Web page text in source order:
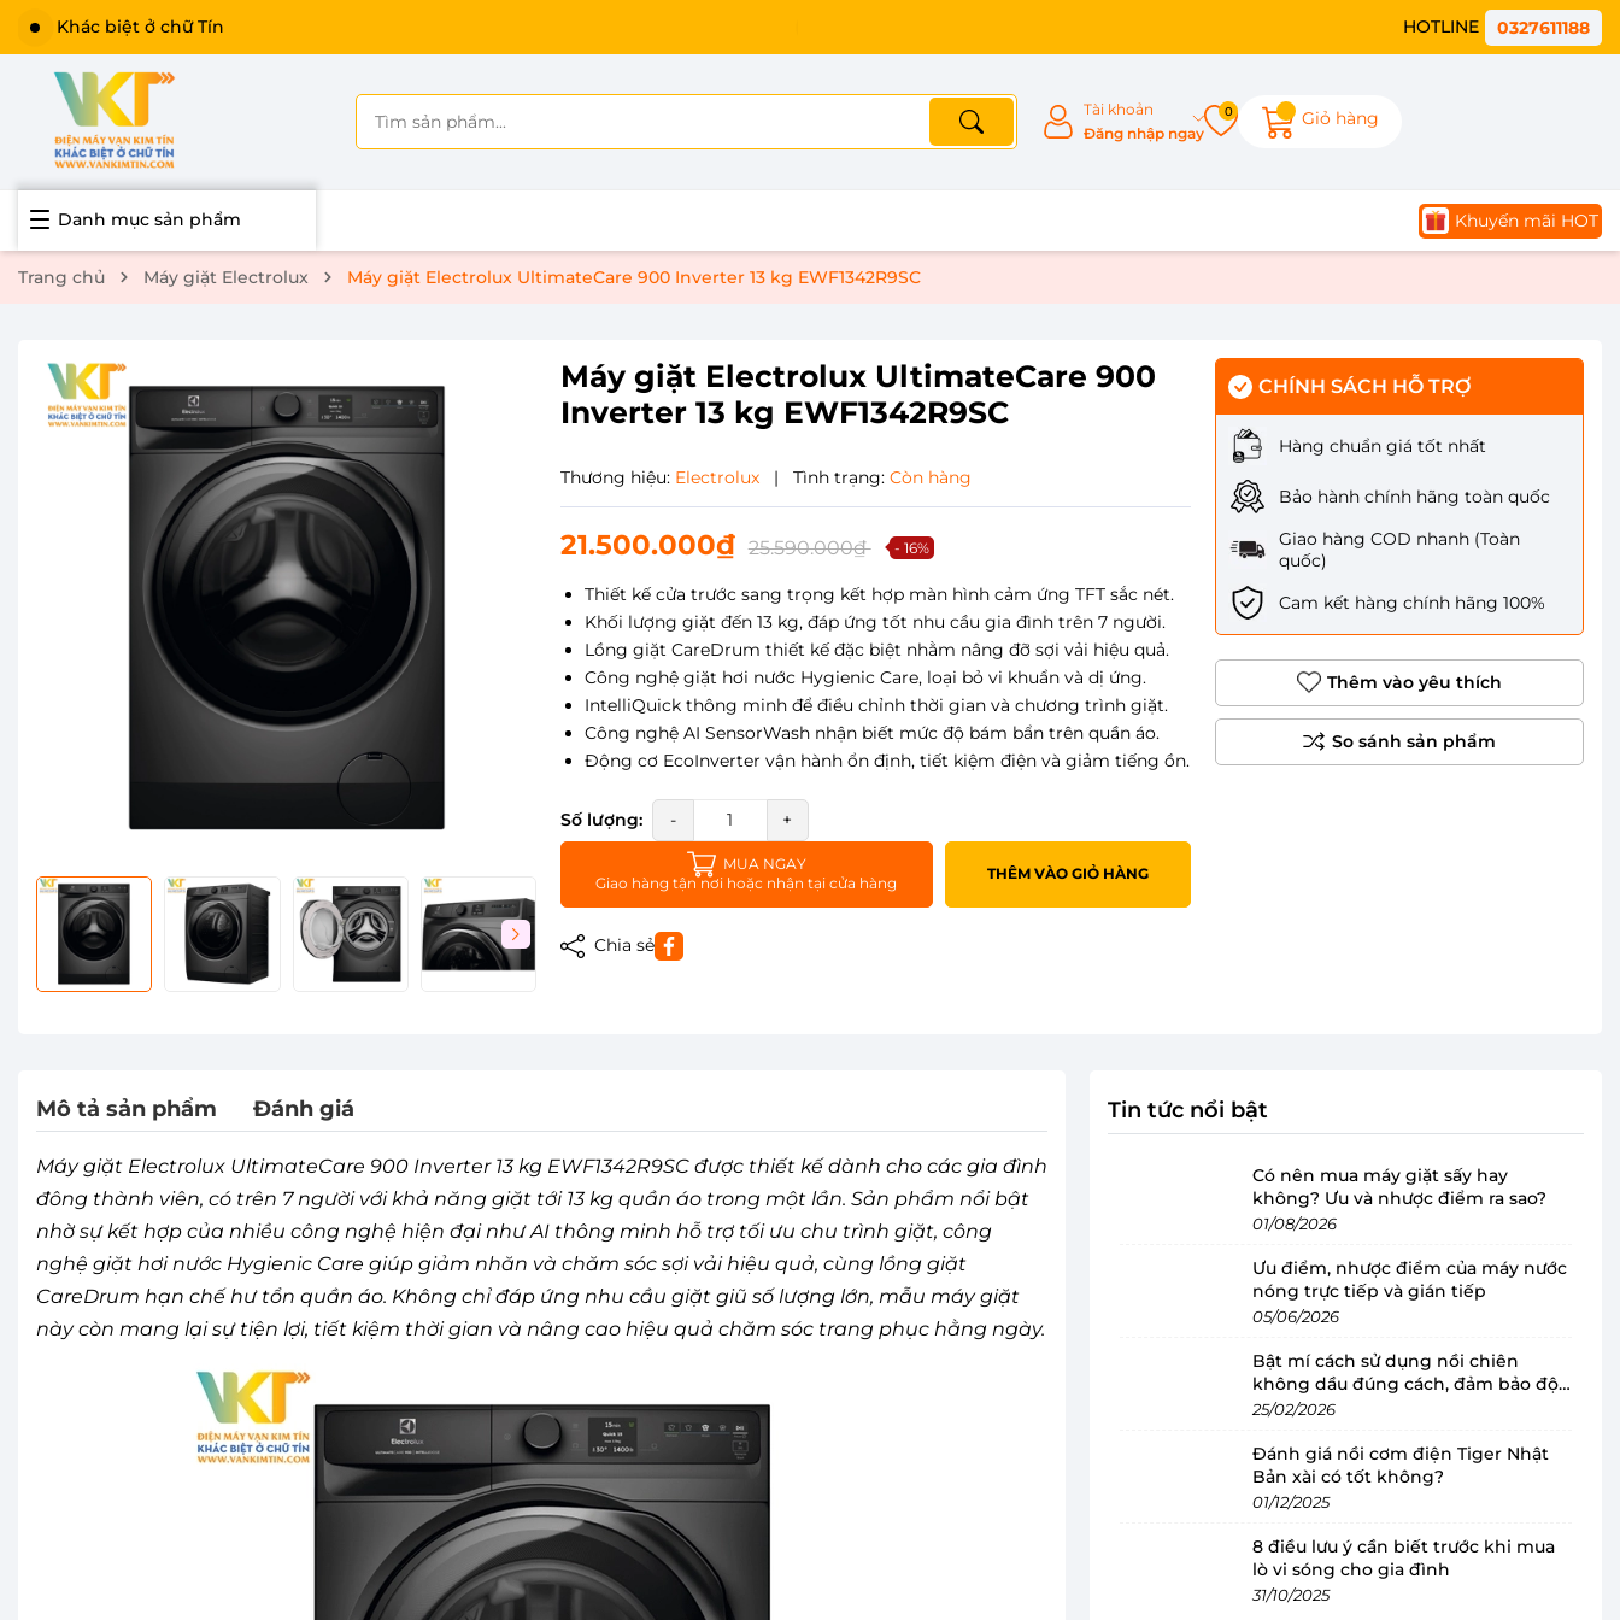
Khác biệt ở chữ Tín HOTLINE 0327611188
Tài khoản
Đăng nhập ngay
0 Giỏ hàng
Danh mục sản phẩm Khuyến mãi HOT
Trang chủ Máy giặt Electrolux Máy giặt Electrolux UltimateCare 900 Inverter 13 kg EWF1342R9SC
Máy giặt Electrolux UltimateCare 900
Inverter 13 kg EWF1342R9SC
Thương hiệu: Electrolux | Tình trạng: Còn hàng
21.500.000₫ 25.590.000₫ - 16%
Thiết kế cửa trước sang trọng kết hợp màn hình cảm ứng TFT sắc nét.
Khối lượng giặt đến 13 kg, đáp ứng tốt nhu cầu gia đình trên 7 người.
Lồng giặt CareDrum thiết kế đặc biệt nhằm nâng đỡ sợi vải hiệu quả.
Công nghệ giặt hơi nước Hygienic Care, loại bỏ vi khuẩn và dị ứng.
IntelliQuick thông minh để điều chỉnh thời gian và chương trình giặt.
Công nghệ AI SensorWash nhận biết mức độ bám bẩn trên quần áo.
Động cơ EcoInverter vận hành ổn định, tiết kiệm điện và giảm tiếng ồn.
Số lượng: - +
MUA NGAY
Giao hàng tận nơi hoặc nhận tại cửa hàng
THÊM VÀO GIỎ HÀNG
Chia sẻ
CHÍNH SÁCH HỖ TRỢ
Hàng chuẩn giá tốt nhất
Bảo hành chính hãng toàn quốc
Giao hàng COD nhanh (Toàn
quốc)
Cam kết hàng chính hãng 100%
Thêm vào yêu thích
Mô tả sản phẩm Đánh giá
Máy giặt Electrolux UltimateCare 900 Inverter 13 kg EWF1342R9SC được thiết kế dành cho các gia đình
đông thành viên, có trên 7 người với khả năng giặt tới 13 kg quần áo trong một lần. Sản phẩm nổi bật
nhờ sự kết hợp của nhiều công nghệ hiện đại như AI thông minh hỗ trợ tối ưu chu trình giặt, công
nghệ giặt hơi nước Hygienic Care giúp giảm nhăn và chăm sóc sợi vải hiệu quả, cùng lồng giặt
CareDrum hạn chế hư tổn quần áo. Không chỉ đáp ứng nhu cầu giặt giũ số lượng lớn, mẫu máy giặt
này còn mang lại sự tiện lợi, tiết kiệm thời gian và nâng cao hiệu quả chăm sóc trang phục hằng ngày.
Tin tức nổi bật
Có nên mua máy giặt sấy hay
không? Ưu và nhược điểm ra sao?
01/08/2026
Ưu điểm, nhược điểm của máy nước
nóng trực tiếp và gián tiếp
05/06/2026
Bật mí cách sử dụng nồi chiên
không dầu đúng cách, đảm bảo độ
bền
25/02/2026
Đánh giá nồi cơm điện Tiger Nhật
Bản xài có tốt không?
01/12/2025
8 điều lưu ý cần biết trước khi mua
lò vi sóng cho gia đình
31/10/2025